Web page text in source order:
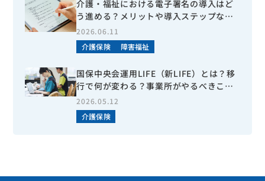
介護・福祉における電子署名の導入はど
う進める？メリットや導入ステップなど
を分かりやすく解説
2026.06.11
介護保険
障害福祉
国保中央会運用LIFE（新LIFE）とは？移
行で何が変わる？事業所がやるべきこと
を徹底解説！
2026.05.12
介護保険